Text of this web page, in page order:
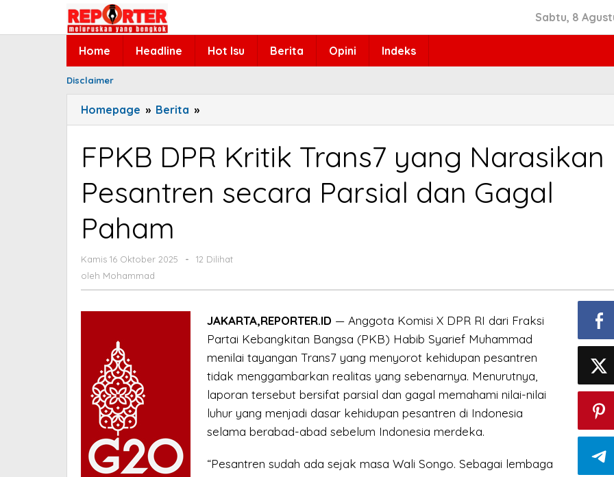
Sabtu, 8
Home Headline Hot Isu Berita Opini Indeks
Disclaimer
Homepage » Berita »
DPR
Trans7
Narasikan
dan
Paham
FPKB DPR Kritik Trans7 yang Narasikan
Pesantren secara Parsial dan Gagal
Paham
Kamis 16 Oktober 2025
oleh
-
12 Dilihat
oleh Mohammad
JAKARTA,REPORTER.ID — Anggota Komisi X DPR RI dari Fraksi
Partai Kebangkitan Bangsa (PKB) Habib Syarief Muhammad
menilai tayangan Trans7 yang menyorot kehidupan pesantren
tidak menggambarkan realitas yang sebenarnya. Menurutnya,
laporan tersebut bersifat parsial dan gagal memahami nilai-nilai
luhur yang menjadi dasar kehidupan pesantren di Indonesia
selama berabad-abad sebelum Indonesia merdeka.
“Pesantren sudah ada sejak masa Wali Songo. Sebagai lembaga